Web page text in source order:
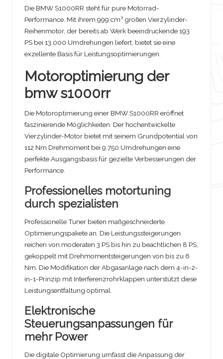
Die BMW S1000RR steht für pure Motorrad-
Performance. Mit ihrem 999 cm³ großen Vierzylinder-
Reihenmotor, der bereits ab Werk beeindruckende 193
PS bei 13.000 Umdrehungen liefert, bietet sie eine
exzellente Basis für Leistungsoptimierungen.
Motoroptimierung der
bmw s1000rr
Die Motoroptimierung einer BMW S1000RR eröffnet
faszinierende Möglichkeiten. Der hochentwickelte
Vierzylinder-Motor bietet mit seinem Grundpotential von
112 Nm Drehmoment bei 9.750 Umdrehungen eine
perfekte Ausgangsbasis für gezielte Verbesserungen der
Performance.
Professionelles motortuning
durch spezialisten
Professionelle Tuner bieten maßgeschneiderte
Optimierungspakete an. Die Leistungssteigerungen
reichen von moderaten 3 PS bis hin zu beachtlichen 8 PS,
gekoppelt mit Drehmomentsteigerungen von bis zu 6
Nm. Die Modifikation der Abgasanlage nach dem 4-in-2-
in-1-Prinzip mit Interferenzrohrklappen unterstützt diese
Leistungsentfaltung optimal.
Elektronische
Steuerungsanpassungen für
mehr Power
Die digitale Optimierung umfasst die Anpassung der